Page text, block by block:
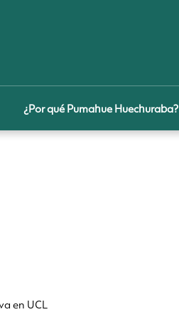
¿Por qué Pumahue Huechuraba?
en UCL